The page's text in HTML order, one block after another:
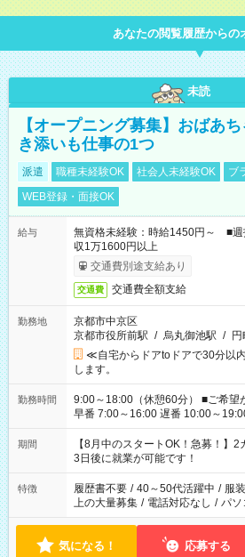
あなたの閲覧履歴からの
未読
【オープニング募集】おばあ
き添いも仕事の1つ
派遣 職種未経験OK 社会人未経験OK
ブ
WEB登録・面接OK
給与
無資格未経験：時給1450円～ ■
収1万1600円以上
交通費別途支給あり
交通費 交通費全額支給
勤務地
京都市中京区
京都市役所前駅 / 烏丸御池駅 /
≪自宅からドアtoドアで30分以
します。
勤務時間
9:00～18:00（休憩60分） ■ご希望があれば下記シフトもOK！
早番 7:00～16:00 遅番 10:00～19:00
と休みを合わせたい」 「余裕を持
「できれば残業はしたくない」 な
ね。 ※Wワーク希望の方へ 今ご覧のお仕事で希望する勤務時間
と、もう1つのお仕事の勤務時間。
合は応募できません。
期間
【8月中のスタートOK！急募！
3日後に就業が可能です！
特徴 履歴書不要 / 40～50代活躍中 / 服
上の大量募集 / 電話対応なし / パソ
気になる！ 応募する